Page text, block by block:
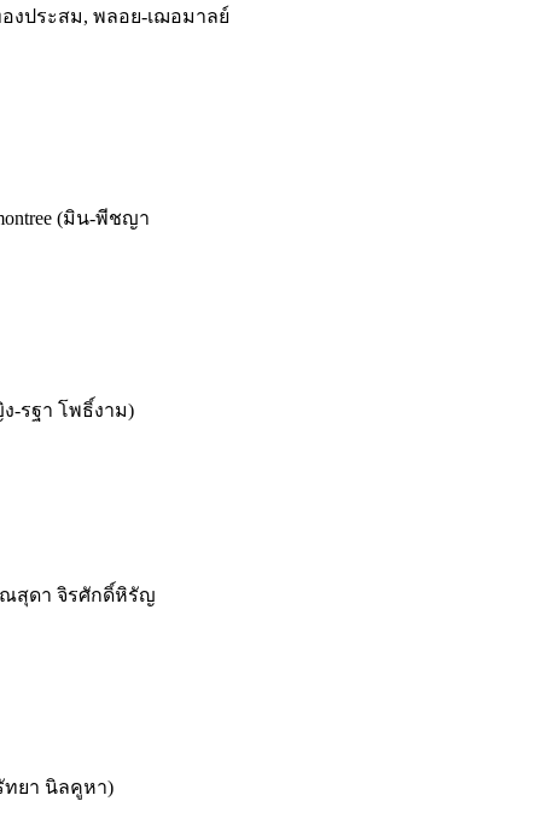
องประสม, พลอย-เฌอมาลย์
(มิน-พีชญา
ง-รฐา โพธิ์งาม)
ณสุดา จิรศักดิ์หิรัญ
รัทยา นิลคูหา)